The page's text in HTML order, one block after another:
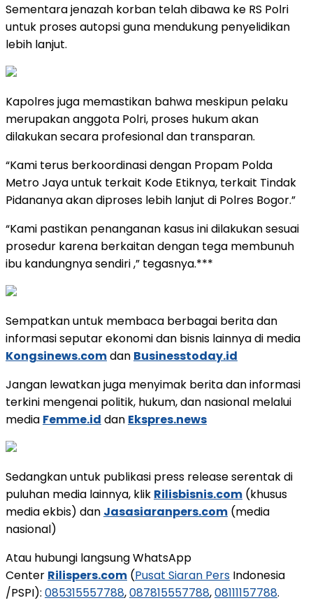
Sementara jenazah korban telah dibawa ke RS Polri
untuk proses autopsi guna mendukung penyelidikan
lebih lanjut.
Kapolres juga memastikan bahwa meskipun pelaku
merupakan anggota Polri, proses hukum akan
dilakukan secara profesional dan transparan.
“Kami terus berkoordinasi dengan Propam Polda
Metro Jaya untuk terkait Kode Etiknya, terkait Tindak
Pidananya akan diproses lebih lanjut di Polres Bogor.”
“Kami pastikan penanganan kasus ini dilakukan sesuai
prosedur karena berkaitan dengan tega membunuh
ibu kandungnya sendiri ,” tegasnya.***
Sempatkan untuk membaca berbagai berita dan
informasi seputar ekonomi dan bisnis lainnya di media
Kongsinews.comdan Businesstoday.id
Jangan lewatkan juga menyimak berita dan informasi
terkini mengenai politik, hukum, dan nasional melalui
media Femme.id dan Ekspres.news
Sedangkan untuk publikasi press release serentak di
puluhan media lainnya, klik Rilisbisnis.com (khusus
media ekbis) dan Jasasiaranpers.com (media
nasional)
Atau hubungi langsung WhatsApp
Center Rilispers.com (Pusat Siaran Pers Indonesia
/PSPI): 085315557788,087815557788,08111157788.